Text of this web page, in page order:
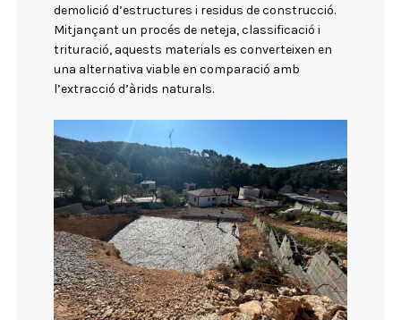
demolició d’estructures i residus de construcció.
Mitjançant un procés de neteja, classificació i
trituració, aquests materials es converteixen en
una alternativa viable en comparació amb
l’extracció d’àrids naturals.